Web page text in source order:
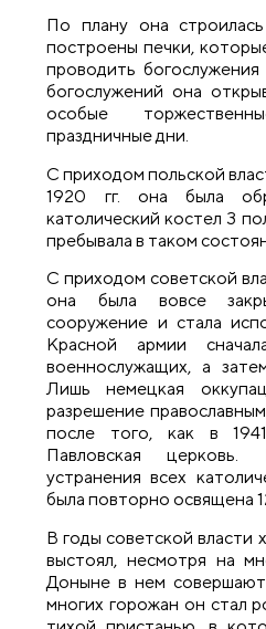
По плану она
построены печки,
проводить
богослужений она
особые
праздничные дни.
С приходом польской
1920 гг. она была
католический костел 3
пребывала в таком
С приходом советской
она была вовсе
сооружение и стала
Красной армии
военнослужащих, а
Лишь немецкая
разрешение
после того, как в
Павловская
устранения всех
была повторно освящена
В годы советской власти
выстоял, несмотря на
Доныне в нем
многих горожан он стал